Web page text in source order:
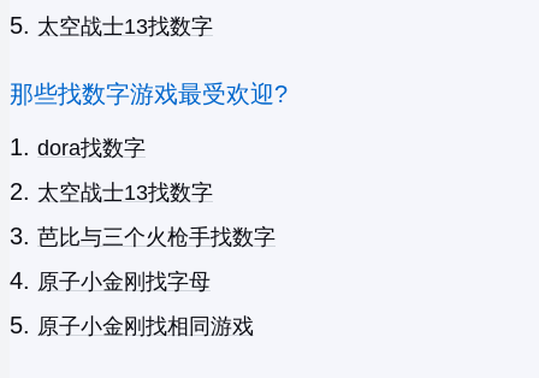
太空战士13找数字
那些找数字游戏最受欢迎?
dora找数字
太空战士13找数字
芭比与三个火枪手找数字
原子小金刚找字母
原子小金刚找相同游戏